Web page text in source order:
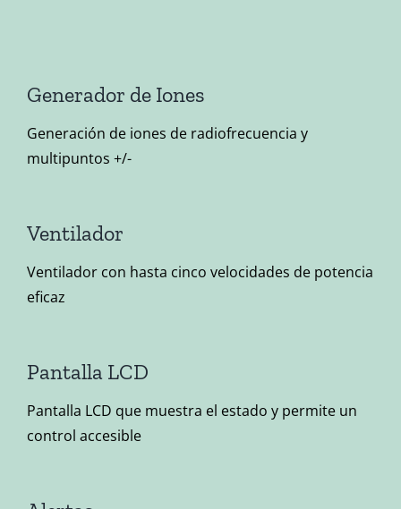
Generador de Iones
Generación de iones de radiofrecuencia y
multipuntos +/-
Ventilador
Ventilador con hasta cinco velocidades de potencia
eficaz
Pantalla LCD
Pantalla LCD que muestra el estado y permite un
control accesible